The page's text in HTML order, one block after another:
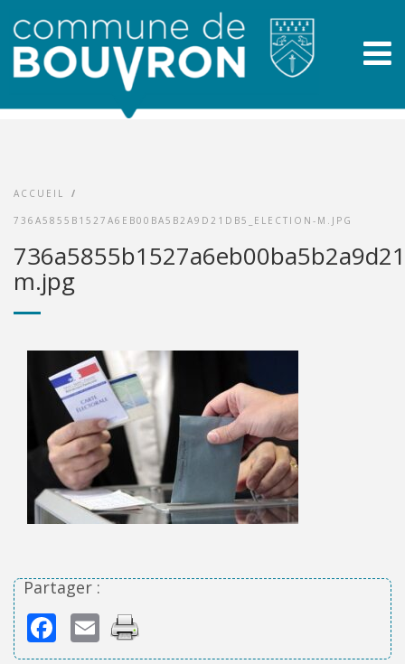
ACCUEIL /
736A5855B1527A6EB00BA5B2A9D21DB5_ELECTION-M.JPG
m.jpg
Partager :
Facebook
Email